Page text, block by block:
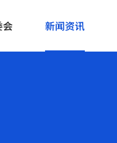
会 新闻资讯